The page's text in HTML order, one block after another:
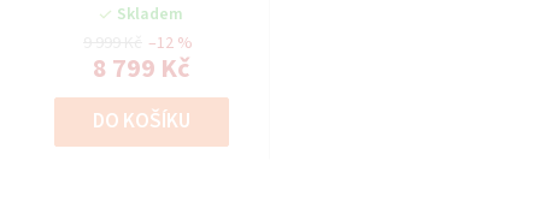
Skladem
8 799 Kč
–12 %
DO KOŠÍKU